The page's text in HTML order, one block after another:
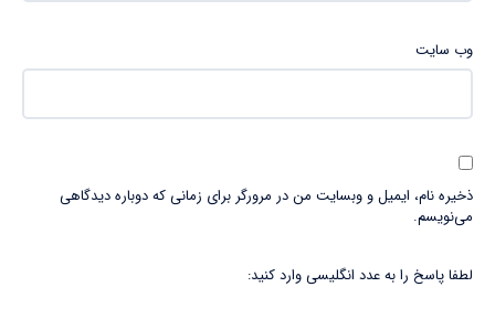
وب‌ سایت
ذخیره نام، ایمیل و وبسایت من در مرورگر برای زمانی که دوباره دیدگاهی
می‌نویسم.
لطفا پاسخ را به عدد انگلیسی وارد کنید: